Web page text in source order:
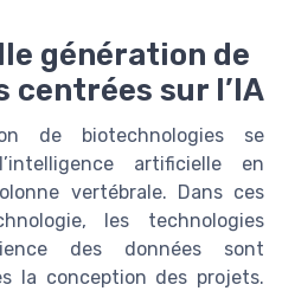
génération de
centrées sur l’IA
de biotechnologies se
artificielle en
vertébrale. Dans ces
les technologies
des données sont
la conception des projets.